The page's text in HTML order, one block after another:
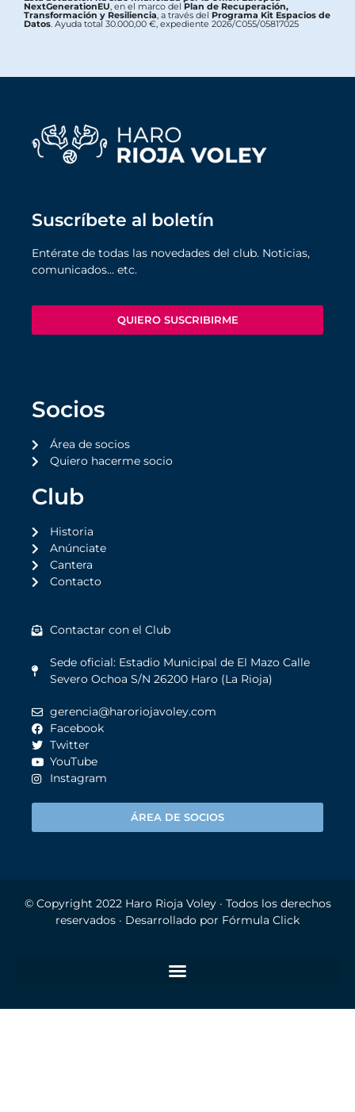
NextGenerationEU , en el marco delPlan de Recuperación,
Transformación y Resiliencia , a través del Programa Kit Espacios de
Datos . Ayuda total 30.000,00 €, expediente 2026/C055/05817025
Suscríbete al boletín
Entérate de todas las novedades del club. Noticias,
comunicados… etc.
QUIERO SUSCRIBIRME
Socios
Área de socios
Quiero hacerme socio
Club
Historia
Anúnciate
Cantera
Contacto
Contactar con el Club
Sede oficial: Estadio Municipal de El Mazo Calle
Severo Ochoa S/N 26200 Haro (La Rioja)
gerencia@haroriojavoley.com
Facebook
Twitter
YouTube
Instagram
ÁREA DE SOCIOS
© Copyright 2022 Haro Rioja Voley· Todos los derechos
reservados · Desarrollado por Fórmula Click